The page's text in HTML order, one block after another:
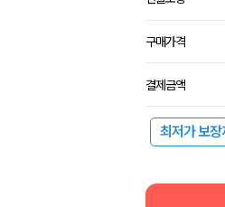
구매가격
결제금액
최저가 보장